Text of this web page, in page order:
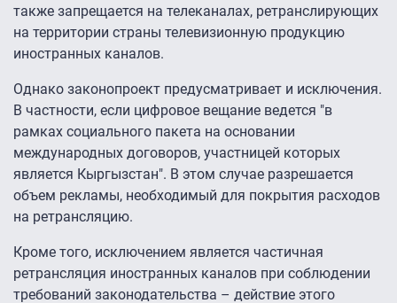
также запрещается на телеканалах, ретранслирующих
на территории страны телевизионную продукцию
иностранных каналов.
Однако законопроект предусматривает и исключения.
В частности, если цифровое вещание ведется "в
рамках социального пакета на основании
международных договоров, участницей которых
является Кыргызстан". В этом случае разрешается
объем рекламы, необходимый для покрытия расходов
на ретрансляцию.
Кроме того, исключением является частичная
ретрансляция иностранных каналов при соблюдении
требований законодательства – действие этого